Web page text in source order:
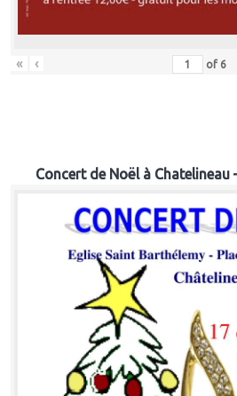
« ‹ of 6
Concert de Noël à Chatelineau